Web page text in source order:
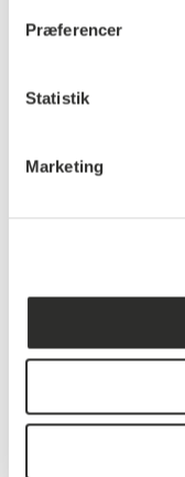
Præferencer
Statistik
Marketing